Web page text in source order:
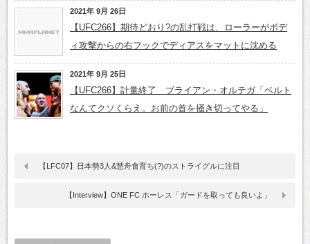
2021年 9月 26日
【UFC266】期待どおり?の乱打戦は、ローラーがボデ
ィ攻撃からの右フックでディアスをマットに沈める
2021年 9月 25日
【UFC266】計量終了 ブライアン・オルテガ「ベルト
なんてクソくらえ。お前の首を掻き切ってやる」
【LFC07】日本勢3人&慧舟會育ち(?)のストライグルに注目
【Interview】ONE FC ホーレス「ガードを取っても良いよ」